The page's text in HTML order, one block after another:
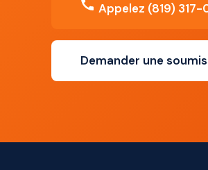
Appelez (819) 317-
Demander une